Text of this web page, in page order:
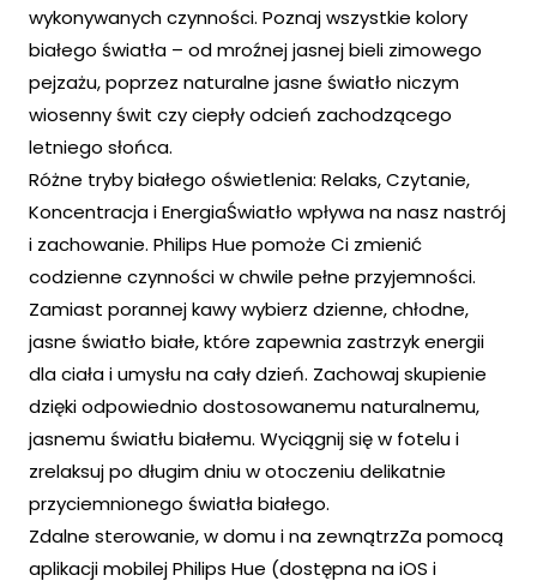
wykonywanych czynności. Poznaj wszystkie kolory
białego światła – od mroźnej jasnej bieli zimowego
pejzażu, poprzez naturalne jasne światło niczym
wiosenny świt czy ciepły odcień zachodzącego
letniego słońca.
Różne tryby białego oświetlenia: Relaks, Czytanie,
Koncentracja i EnergiaŚwiatło wpływa na nasz nastrój
i zachowanie. Philips Hue pomoże Ci zmienić
codzienne czynności w chwile pełne przyjemności.
Zamiast porannej kawy wybierz dzienne, chłodne,
jasne światło białe, które zapewnia zastrzyk energii
dla ciała i umysłu na cały dzień. Zachowaj skupienie
dzięki odpowiednio dostosowanemu naturalnemu,
jasnemu światłu białemu. Wyciągnij się w fotelu i
zrelaksuj po długim dniu w otoczeniu delikatnie
przyciemnionego światła białego.
Zdalne sterowanie, w domu i na zewnątrzZa pomocą
aplikacji mobilej Philips Hue (dostępna na iOS i